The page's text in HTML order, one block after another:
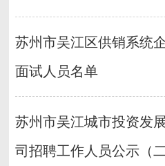
苏州市吴江区供销系统
面试人员名单
苏州市吴江城市投资发
司招聘工作人员公示（二